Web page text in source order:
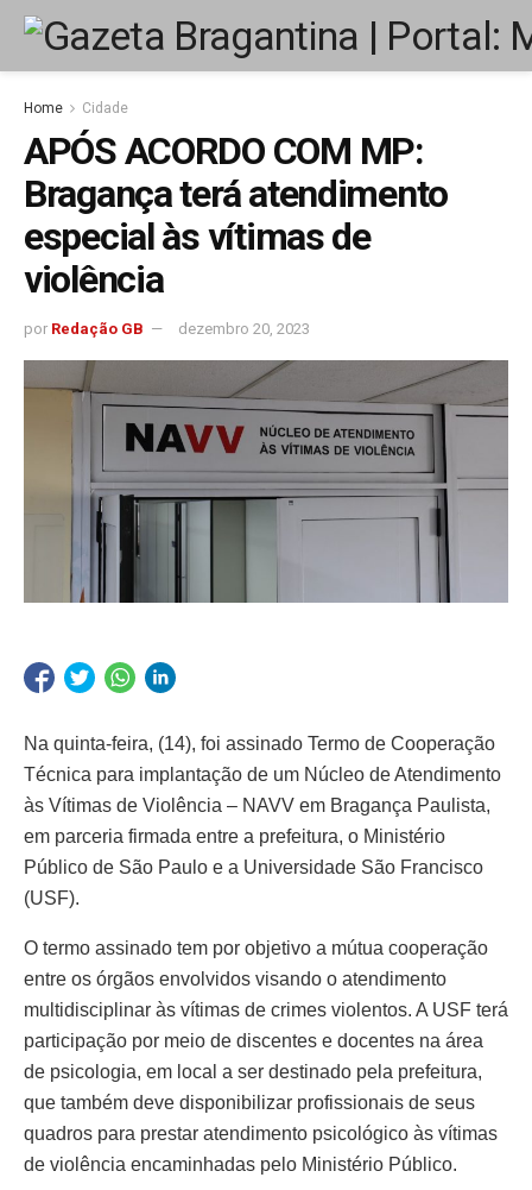
Home Cidade
APÓS ACORDO COM MP:
Bragança terá atendimento
especial às vítimas de
violência
por Redação GB dezembro 20, 2023
Na quinta-feira, (14), foi assinado Termo de Cooperação
Técnica para implantação de um Núcleo de Atendimento
às Vítimas de Violência – NAVV em Bragança Paulista,
em parceria firmada entre a prefeitura, o Ministério
Público de São Paulo e a Universidade São Francisco
(USF).
O termo assinado tem por objetivo a mútua cooperação
entre os órgãos envolvidos visando o atendimento
multidisciplinar às vítimas de crimes violentos. A USF terá
participação por meio de discentes e docentes na área
de psicologia, em local a ser destinado pela prefeitura,
que também deve disponibilizar profissionais de seus
quadros para prestar atendimento psicológico às vítimas
de violência encaminhadas pelo Ministério Público.